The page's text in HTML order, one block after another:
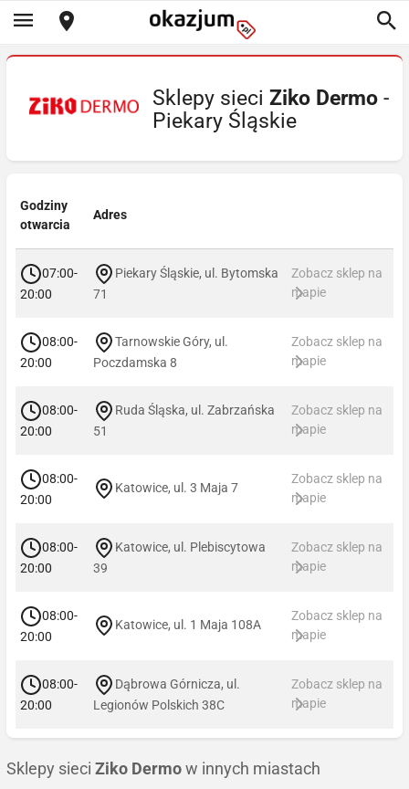
Sklepy sieci Ziko Dermo -
Piekary Śląskie
Godziny
otwarcia
Adres
07:00-
20:00
Piekary Śląskie, ul. Bytomska
71
Zobacz sklep na
mapie
08:00-
20:00
Tarnowskie Góry, ul.
Poczdamska 8
Zobacz sklep na
mapie
08:00-
20:00
Ruda Śląska, ul. Zabrzańska
51
Zobacz sklep na
mapie
08:00-
20:00
Katowice, ul. 3 Maja 7
Zobacz sklep na
mapie
08:00-
20:00
Katowice, ul. Plebiscytowa
39
Zobacz sklep na
mapie
08:00-
20:00
Katowice, ul. 1 Maja 108A
Zobacz sklep na
mapie
08:00-
20:00
Dąbrowa Górnicza, ul.
Legionów Polskich 38C
Zobacz sklep na
mapie
Sklepy sieci Ziko Dermo w innych miastach